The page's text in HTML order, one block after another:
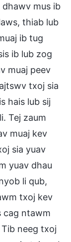
mus ib
thiab lub
ib tug
ib lub zog
muaj peev
txoj sia
hais lub sij
Tej zaum
muaj kev
sia yuav
yuav dhau
li qub,
txoj kev
cag ntawm
neeg txoj